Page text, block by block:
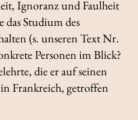
Ignoranz und Faulheit
das Studium des
(s. unseren Text Nr.
Personen im Blick?
die er auf seinen
Frankreich, getroffen